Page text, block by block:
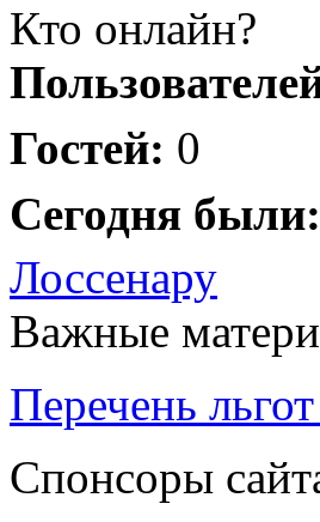
Кто онлайн?
Гостей: 0
Сегодня были:
Лоссенару
Важные
Перечень
Спонсоры